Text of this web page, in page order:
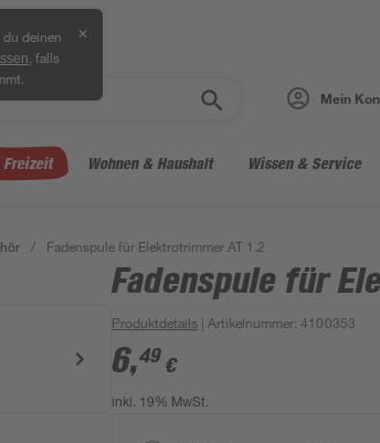
deinen
, falls
✕
Mein
Freizeit Wohnen & Haushalt Wissen & Service
/ Fadenspule für Elektrotrimmer AT 1.2
Fadenspule für
Produktdetails | Artikelnummer:4100353
6,49 €
inkl. 19% MwSt.